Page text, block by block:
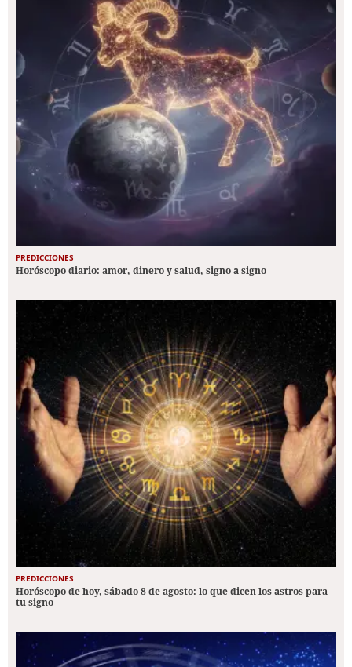
PREDICCIONES
Horóscopo diario: amor, dinero y salud, signo a signo
PREDICCIONES
Horóscopo de hoy, sábado 8 de agosto: lo que dicen los astros para
tu signo